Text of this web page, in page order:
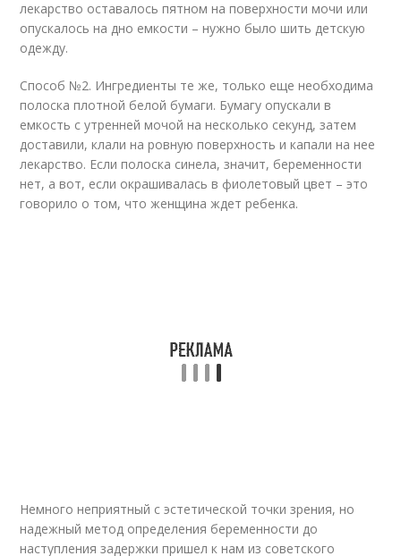
лекарство оставалось пятном на поверхности мочи или
опускалось на дно емкости – нужно было шить детскую
одежду.
Способ №2. Ингредиенты те же, только еще необходима
полоска плотной белой бумаги. Бумагу опускали в
емкость с утренней мочой на несколько секунд, затем
доставили, клали на ровную поверхность и капали на нее
лекарство. Если полоска синела, значит, беременности
нет, а вот, если окрашивалась в фиолетовый цвет – это
говорило о том, что женщина ждет ребенка.
Немного неприятный с эстетической точки зрения, но
надежный метод определения беременности до
наступления задержки пришел к нам из советского